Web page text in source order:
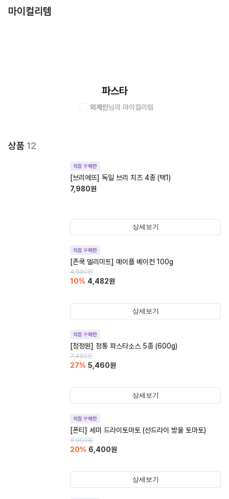
마이컬리템
파스타
외계인님의 마이컬리템
상품 12
직접 구매한
[브리에뜨] 독일 브리 치즈 4종 (택1)
7,980원
상세보기
직접 구매한
[존쿡 델리미트] 메이플 베이컨 100g
4,980원
10% 4,482원
상세보기
직접 구매한
[청정원] 정통 파스타소스 5종 (600g)
7,480원
27% 5,460원
상세보기
직접 구매한
[폰티] 세미 드라이토마토 (선드라이 방울 토마토)
8,000원
20% 6,400원
상세보기